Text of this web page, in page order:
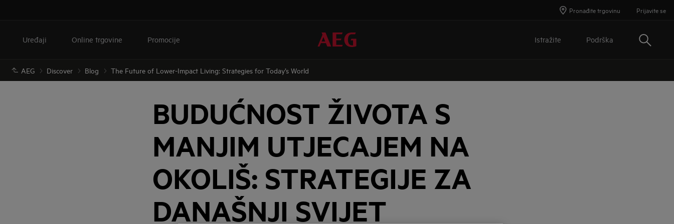
Pronađite trgovinu Prijavite se
Uređaji Online trgovine Promocije Istražite Podrška Traži
AEG Discover Blog The Future of Lower-Impact Living: Strategies for Today’s World
BUDUĆNOST ŽIVOTA S
MANJIM UTJECAJEM NA
OKOLIŠ: STRATEGIJE ZA
DANAŠNJI SVIJET